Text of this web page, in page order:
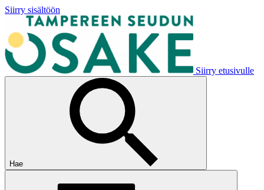
Siirry sisältöön
Siirry etusivulle
Hae